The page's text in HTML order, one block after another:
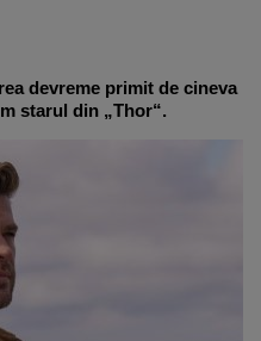
devreme primit de cineva
starul din „Thor“.